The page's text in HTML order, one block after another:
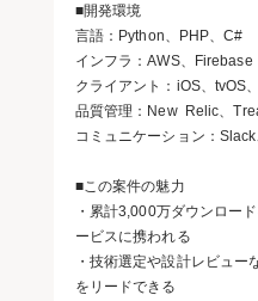
■開発環境
言語：Python、PHP、C#
インフラ：AWS、Firebase
クライアント：iOS、tvOS
品質管理：New Relic、
コミュニケーション：
■この案件の魅力
・累計3,000万ダウンロー
ービスに携われる
・技術選定や設計レビュー
をリードできる